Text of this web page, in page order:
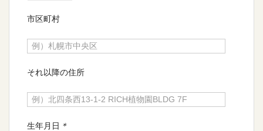
市区町村
それ以降の住所
生年月日 ＊